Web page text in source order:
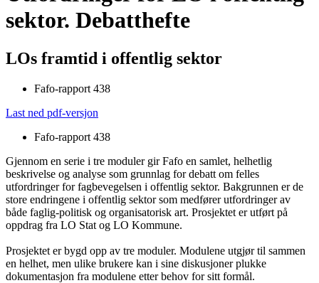
sektor. Debatthefte
LOs framtid i offentlig sektor
Fafo-rapport 438
Last ned pdf-versjon
Fafo-rapport 438
Gjennom en serie i tre moduler gir Fafo en samlet, helhetlig
beskrivelse og analyse som grunnlag for debatt om felles
utfordringer for fagbevegelsen i offentlig sektor. Bakgrunnen er de
store endringene i offentlig sektor som medfører utfordringer av
både faglig-politisk og organisatorisk art. Prosjektet er utført på
oppdrag fra LO Stat og LO Kommune.
Prosjektet er bygd opp av tre moduler. Modulene utgjør til sammen
en helhet, men ulike brukere kan i sine diskusjoner plukke
dokumentasjon fra modulene etter behov for sitt formål.